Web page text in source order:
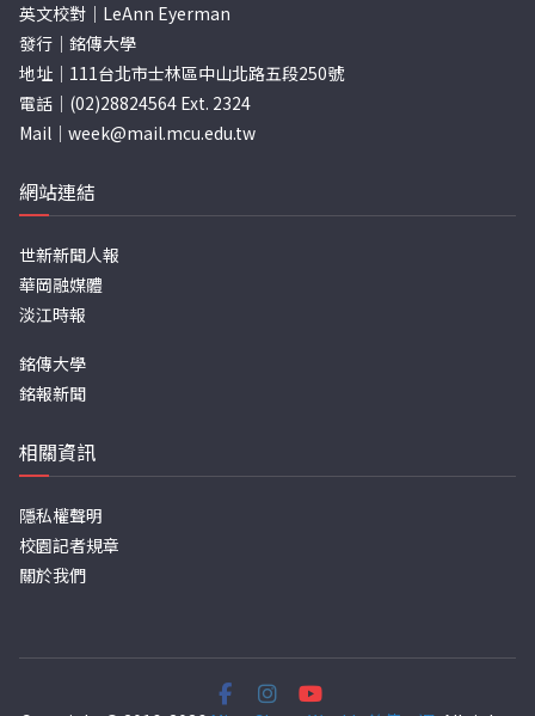
英文校對｜LeAnn Eyerman
發行｜銘傳大學
地址｜111台北市士林區中山北路五段250號
電話｜(02)28824564 Ext. 2324
Mail｜ week@mail.mcu.edu.tw
網站連結
世新新聞人報
華岡融媒體
淡江時報
銘傳大學
銘報新聞
相關資訊
隱私權聲明
校園記者規章
關於我們